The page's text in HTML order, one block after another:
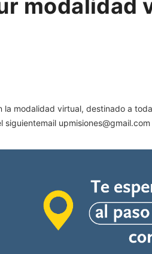
modalidad
modalidad virtual, destinado a
siguientemail upmisiones@gmail.com